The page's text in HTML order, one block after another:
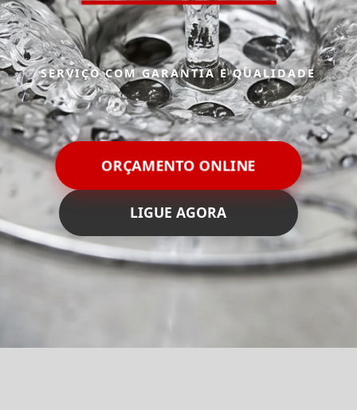
SERVIÇO COM GARANTIA E QUALIDADE
ORÇAMENTO ONLINE
LIGUE AGORA